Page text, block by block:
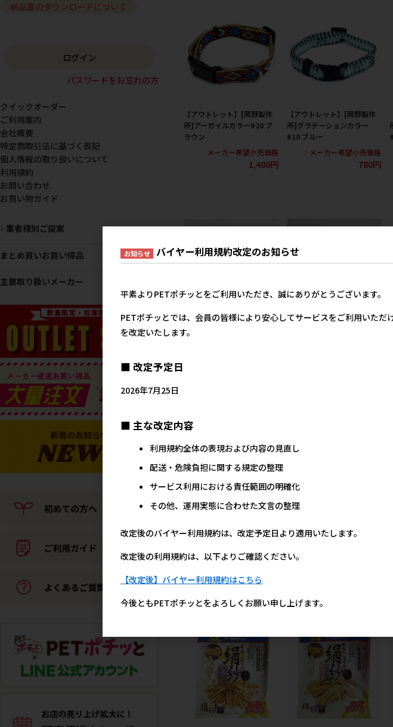
【アウトレット】[岡野製作
所]アーガイルカラー#20 ブ
ラウン
メーカー希望小売価格
1,480円
【アウトレット】[岡野製作
所]グラデーションカラー
#10 ブルー
メーカー希望小売価格
780円
【アウトレット】[岡野製作
ック
【アウトレット】[岡野製作
ド
【アウトレット】[岡野製作
所]コットンレザーカラー
#15 レッド
1,280円
【アウトレット】[岡野製作
所]ペーズリーレザーカラー
#21 レッド
2,880円
ドギーマンハヤシの人気商品
納品書のダウンロードについて
ログイン
パスワードをお忘れの方
クイックオーダー
ご利用案内
会社概要
特定商取引法に基づく表記
個人情報の取り扱いについて
利用規約
お問い合わせ
お買い物ガイド
業者様別ご提案
まとめ買いお買い得品
主要取り扱いメーカー
お知らせ バイヤー利用規約改定のお知らせ
平素よりPETポチッとをご利用いただき、誠にありがとうございます。
PETポチッとでは、会員の皆様により安心してサービスをご利用いた
を改定いたします。
■ 改定予定日
2026年7月25日
■ 主な改定内容
利用規約全体の表現および内容の見直し
配送・危険負担に関する規定の整理
サービス利用における責任範囲の明確化
その他、運用実態に合わせた文言の整理
改定後のバイヤー利用規約は、改定予定日より適用いたします。
改定後の利用規約は、以下よりご確認ください。
【改定後】バイヤー利用規約はこちら
今後ともPETポチッとをよろしくお願い申し上げます。